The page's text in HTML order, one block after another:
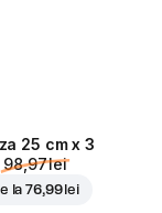
25 cm x 3
98,97 lei
la76,99 lei